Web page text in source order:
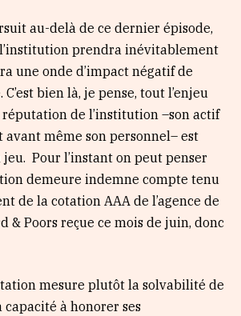
au-delà de ce dernier épisode,
prendra inévitablement
une onde d’impact négatif de
bien là, je pense, tout l’enjeu
réputation de l’institution –son actif
même son personnel– est
Pour l’instant on peut penser
demeure indemne compte tenu
de la cotation AAA de l’agence de
& Poors reçue ce mois de juin, donc
mesure plutôt la solvabilité de
capacité à honorer ses